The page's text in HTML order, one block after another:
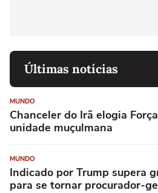
Últimas notícias
MUNDO
Chanceler do Irã elogia
unidade muçulmana
MUNDO
Indicado por Trump supera
para se tornar procurador-